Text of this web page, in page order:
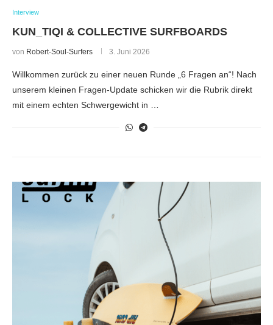
Interview
KUN_TIQI & COLLECTIVE SURFBOARDS
von Robert-Soul-Surfers 3. Juni 2026
Willkommen zurück zu einer neuen Runde „6 Fragen an“! Nach
unserem kleinen Fragen-Update schicken wir die Rubrik direkt
mit einem echten Schwergewicht in …